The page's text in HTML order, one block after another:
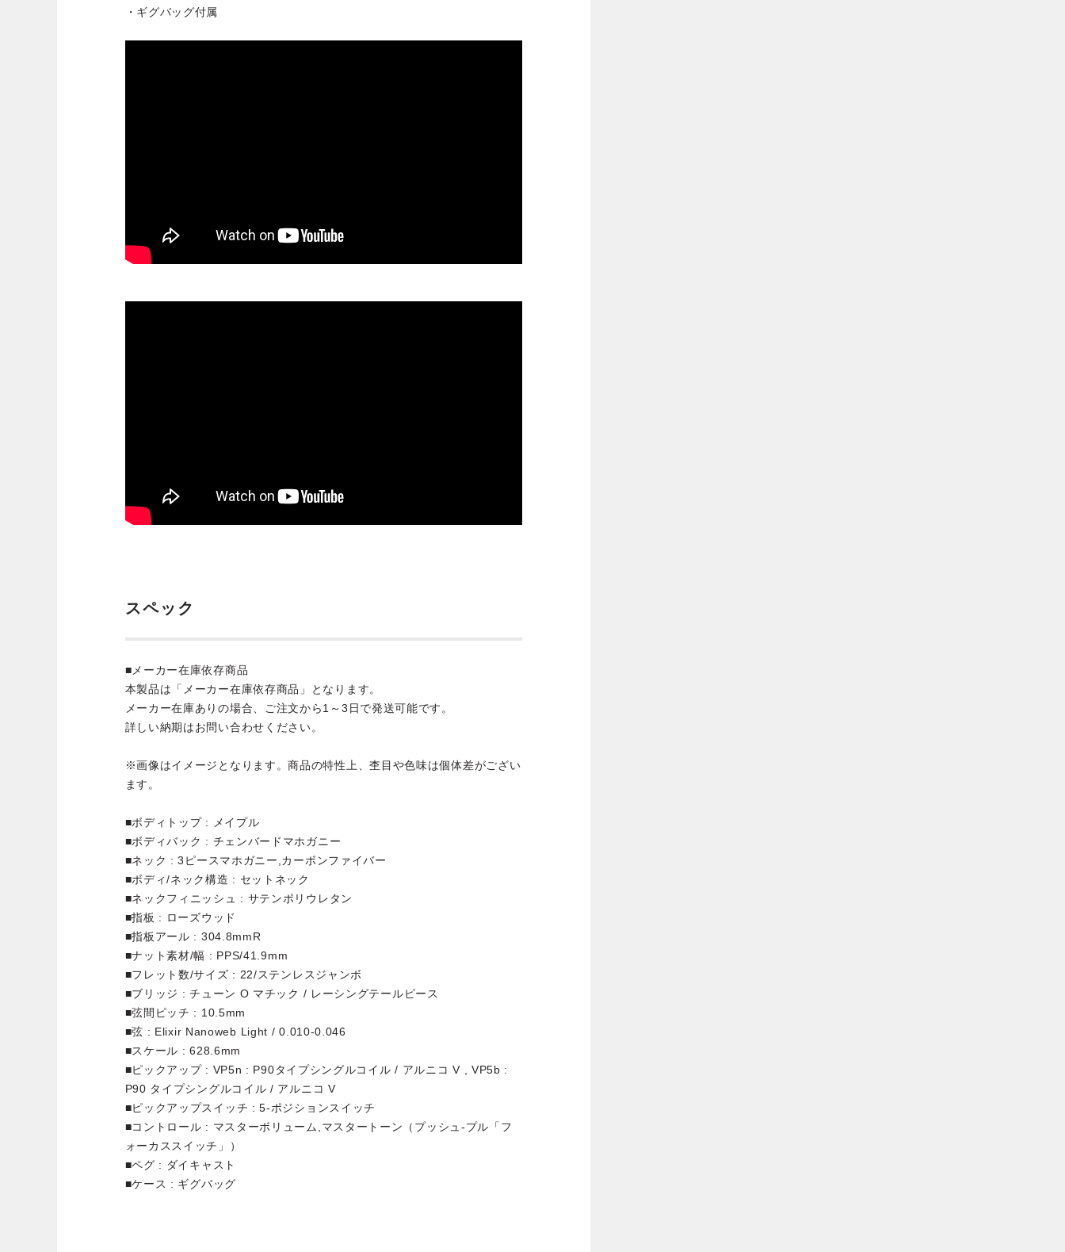
・ギグバッグ付属
スペック
■メーカー在庫依存商品
本製品は「メーカー在庫依存商品」となります。
メーカー在庫ありの場合、ご注文から1～3日で発送可能です。
詳しい納期はお問い合わせください。
※画像はイメージとなります。商品の特性上、杢目や色味は個体差がござい
ます。
■ボディトップ : メイプル
■ボディバック : チェンバードマホガニー
■ネック : 3ピースマホガニー,カーボンファイバー
■ボディ/ネック構造 : セットネック
■ネックフィニッシュ : サテンポリウレタン
■指板 : ローズウッド
■指板アール : 304.8mmR
■ナット素材/幅 : PPS/41.9mm
■フレット数/サイズ : 22/ステンレスジャンボ
■ブリッジ : チューン O マチック / レーシングテールピース
■弦間ピッチ : 10.5mm
■弦 : Elixir Nanoweb Light / 0.010-0.046
■スケール : 628.6mm
■ピックアップ : VP5n : P90タイプシングルコイル / アルニコ V , VP5b :
P90 タイプシングルコイル / アルニコ V
■ピックアップスイッチ : 5-ポジションスイッチ
■コントロール : マスターボリューム,マスタートーン（プッシュ-プル「フ
ォーカススイッチ」）
■ペグ : ダイキャスト
■ケース : ギグバッグ